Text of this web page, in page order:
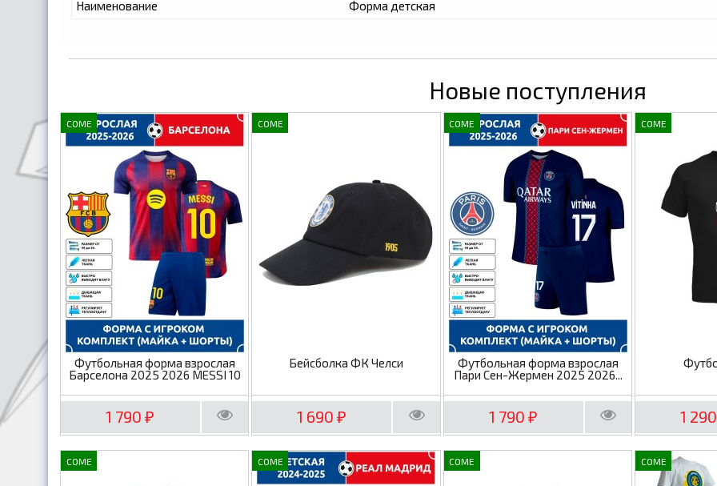
Наименование
Форма детская
Новые поступления
COME
Футбольная форма взрослая
Барселона 2025 2026 MESSI 10
1 790₽
COME
Бейсболка ФК Челси
1 690₽
COME
Футбольная форма взрослая
Пари Сен-Жермен 2025 2026...
1 790₽
COME
1
COME COME COME COME